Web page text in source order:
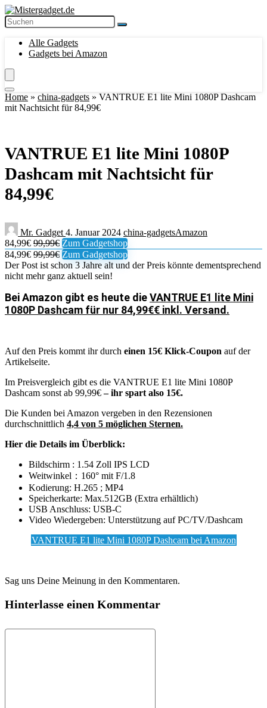
Alle Gadgets
Gadgets bei Amazon
Home » china-gadgets » VANTRUE E1 lite Mini 1080P Dashcam
mit Nachtsicht für 84,99€
VANTRUE E1 lite Mini 1080P
Dashcam mit Nachtsicht für
84,99€
Mr. Gadget 4. Januar 2024 china-gadgetsAmazon
84,99€ 99,99€ Zum Gadgetshop
84,99€ 99,99€ Zum Gadgetshop
Der Post ist schon 3 Jahre alt und der Preis könnte dementsprechend
nicht mehr ganz aktuell sein!
Bei Amazon gibt es heute dieVANTRUE E1 lite Mini
1080P Dashcam für nur 84,99€€ inkl. Versand.
Auf den Preis kommt ihr durch einen 15€ Klick-Coupon auf der
Artikelseite.
Im Preisvergleich gibt es die VANTRUE E1 lite Mini 1080P
Dashcam sonst ab 99,99€– ihr spart also 15€.
Die Kunden bei Amazon vergeben in den Rezensionen
durchschnittlich 4,4 von 5 möglichen Sternen.
Hier die Details im Überblick:
Bildschirm : 1.54 Zoll IPS LCD
Weitwinkel：160° mit F/1.8
Kodierung: H.265 ; MP4
Speicherkarte: Max.512GB (Extra erhältlich)
USB Anschluss: USB-C
Video Wiedergeben: Unterstützung auf PC/TV/Dashcam
VANTRUE E1 lite Mini 1080P Dashcam bei Amazon
Sag uns Deine Meinung in den Kommentaren.
Hinterlasse einen Kommentar